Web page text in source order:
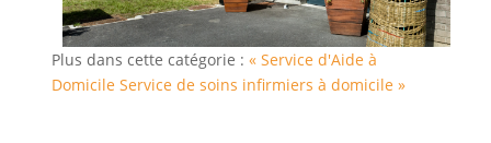
Plus dans cette catégorie : « Service d'Aide à
Domicile Service de soins infirmiers à domicile »